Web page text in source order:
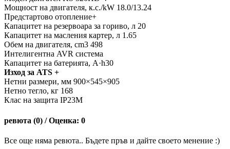
Мощност на двигателя, к.с./kW 18.0/13.24
Предстартово отопление+
Капацитет на резервоара за гориво, л 20
Капацитет на масления картер, л 1.65
Обем на двигателя, cm3 498
Интелигентна AVR система
Капацитет на батерията, A·h30
Изход за ATS +
Нетни размери, мм 900×545×905
Нетно тегло, кг 168
Клас на защита IP23M
ревюта (0) / Оценка: 0
Все още няма ревюта.. Бъдете пръв и дайте своето менение :)